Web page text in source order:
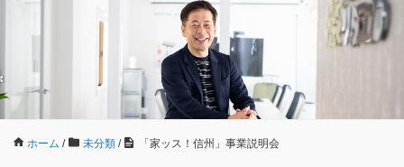
ホーム / 未分類 / 「家ッス！信州」事業説明会